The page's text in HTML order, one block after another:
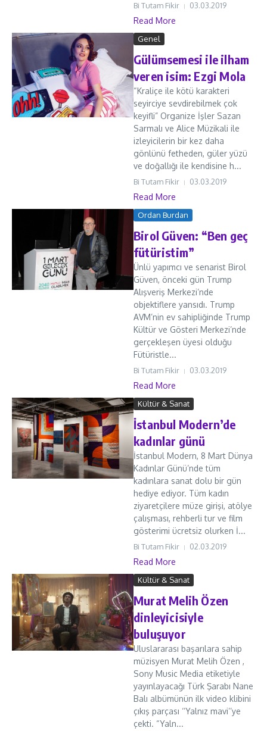
Bi Tutam Fikir 03.03.2019
Read More
Genel
Gülümsemesi ile ilham
veren isim: Ezgi Mola
“Kraliçe ile kötü karakteri
seyirciye sevdirebilmek çok
keyifli” Organize İşler Sazan
Sarmalı ve Alice Müzikali ile
izleyicilerin bir kez daha
gönlünü fetheden, güler yüzü
ve doğallığı ile kendisine h...
Bi Tutam Fikir 03.03.2019
Read More
Ordan Burdan
Birol Güven: “Ben geç
fütüristim”
Ünlü yapımcı ve senarist Birol
Güven, önceki gün Trump
Alışveriş Merkezi’nde
objektiflere yansıdı. Trump
AVM’nin ev sahipliğinde Trump
Kültür ve Gösteri Merkezi’nde
gerçekleşen üyesi olduğu
Fütüristle...
Bi Tutam Fikir 03.03.2019
Read More
Kültür & Sanat
İstanbul Modern’de
kadınlar günü
İstanbul Modern, 8 Mart Dünya
Kadınlar Günü’nde tüm
kadınlara sanat dolu bir gün
hediye ediyor. Tüm kadın
ziyaretçilere müze girişi, atölye
çalışması, rehberli tur ve film
gösterimi ücretsiz olurken İ...
Bi Tutam Fikir 02.03.2019
Read More
Kültür & Sanat
Murat Melih Özen
dinleyicisiyle
buluşuyor
Uluslararası başarılara sahip
müzisyen Murat Melih Özen ,
Sony Music Media etiketiyle
yayınlayacağı Türk Şarabı Nane
Balı albümünün ilk video klibini
çıkış parçası ‘’Yalnız mavi’’ye
çekti. “Yaln...